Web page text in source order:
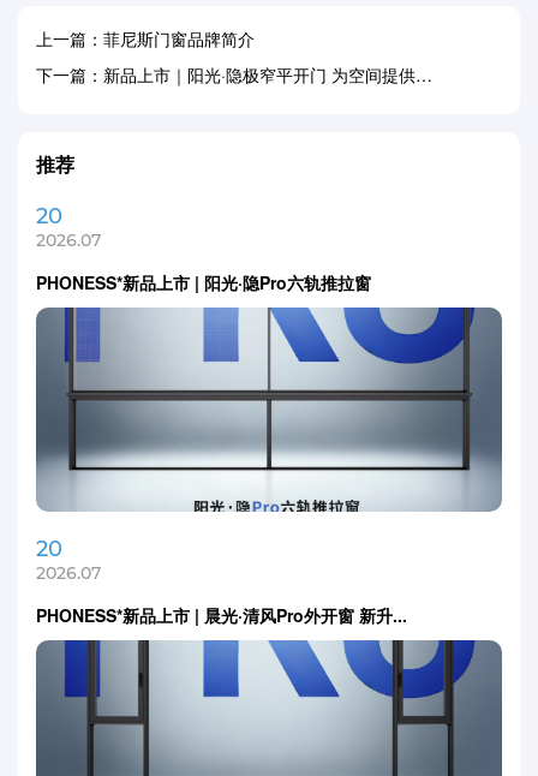
上一篇：菲尼斯门窗品牌简介
下一篇：新品上市｜阳光·隐极窄平开门 为空间提供合适的答案
推荐
20
2026.07
PHONESS*新品上市 | 阳光·隐Pro六轨推拉窗
20
2026.07
PHONESS*新品上市 | 晨光·清风Pro外开窗 新升...